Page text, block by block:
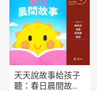
天天說故事給孩子
聽：春日晨間故事